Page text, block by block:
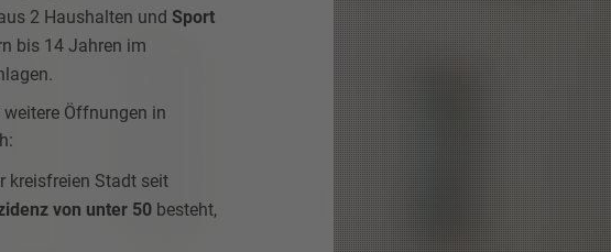
2 Haushalten und Sport
bis 14 Jahren im
Öffnungen in
kreisfreien Stadt seit
von unter 50 besteht,